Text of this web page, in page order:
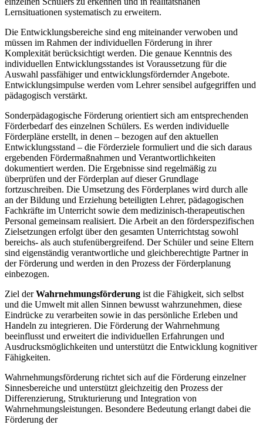
Lernsituationen systematisch zu erweitern.
Die Entwicklungsbereiche sind eng miteinander verwoben und
müssen im Rahmen der individuellen Förderung in ihrer
Komplexität berücksichtigt werden. Die genaue Kenntnis des
individuellen Entwicklungsstandes ist Voraussetzung für die
Auswahl passfähiger und entwicklungsfördernder Angebote.
Entwicklungsimpulse werden vom Lehrer sensibel aufgegriffen und
pädagogisch verstärkt.
Sonderpädagogische Förderung orientiert sich am entsprechenden
Förderbedarf des einzelnen Schülers. Es werden individuelle
Förderpläne erstellt, in denen – bezogen auf den aktuellen
Entwicklungsstand – die Förderziele formuliert und die sich daraus
ergebenden Fördermaßnahmen und Verantwortlichkeiten
dokumentiert werden. Die Ergebnisse sind regelmäßig zu
überprüfen und der Förderplan auf dieser Grundlage
fortzuschreiben. Die Umsetzung des Förderplanes wird durch alle
an der Bildung und Erziehung beteiligten Lehrer, pädagogischen
Fachkräfte im Unterricht sowie dem medizinisch-therapeutischen
Personal gemeinsam realisiert. Die Arbeit an den förderspezifischen
Zielsetzungen erfolgt über den gesamten Unterrichtstag sowohl
bereichs- als auch stufenübergreifend. Der Schüler und seine Eltern
sind eigenständig verantwortliche und gleichberechtigte Partner in
der Förderung und werden in den Prozess der Förderplanung
einbezogen.
Ziel derWahrnehmungsförderung ist die Fähigkeit, sich selbst
und die Umwelt mit allen Sinnen bewusst wahrzunehmen, diese
Eindrücke zu verarbeiten sowie in das persönliche Erleben und
Handeln zu integrieren. Die Förderung der Wahrnehmung
beeinflusst und erweitert die individuellen Erfahrungen und
Ausdrucksmöglichkeiten und unterstützt die Entwicklung kognitiver
Fähigkeiten.
Wahrnehmungsförderung richtet sich auf die Förderung einzelner
Sinnesbereiche und unterstützt gleichzeitig den Prozess der
Differenzierung, Strukturierung und Integration von
Wahrnehmungsleistungen. Besondere Bedeutung erlangt dabei die
Förderung der